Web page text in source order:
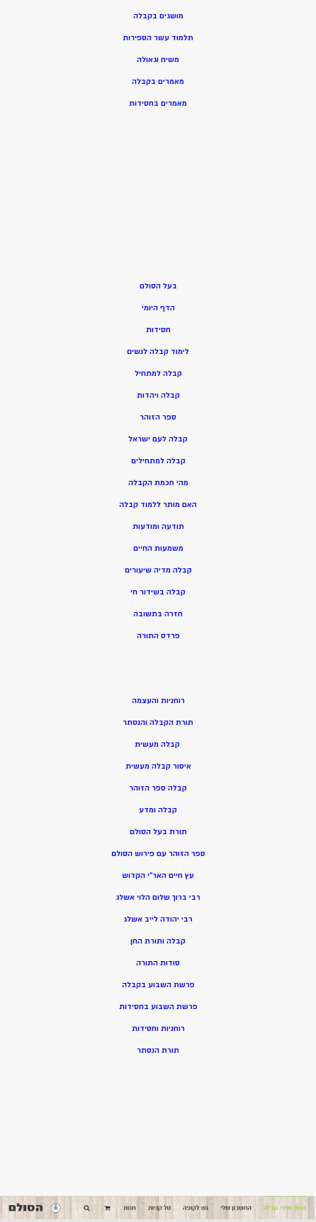
מושגים בקבלה
תלמוד עשר הספירות
משיח וגאולה
מאמרים בקבלה
מאמרים בחסידות
בעל הסולם
הדף היומי
חסידות
לימוד קבלה לנשים
קבלה למתחיל
קבלה ויהדות
ספר הזוהר
קבלה לעם ישראל
קבלה למתחילים
מהי חכמת הקבלה
האם מותר ללמוד קבלה
תודעה ומודעות
משמעות החיים
קבלה מדיה שיעורים
קבלה בשידור חי
חזרה בתשובה
פרדס התורה
רוחניות והעצמה
תורת הקבלה והנסתר
קבלה מעשית
איסור קבלה מעשית
קבלה ספר הזוהר
קבלה ומדע
תורת בעל הסולם
ספר הזוהר עם פירוש הסולם
עץ חיים האר”י הקדוש
רבי ברוך שלום הלוי אשלג
רבי יהודה לייב אשלג
קבלה ותורת החן
סודות התורה
פרשת השבוע בקבלה
פרשת השבוע בחסידות
רוחניות וחסידות
תורת הנסתר